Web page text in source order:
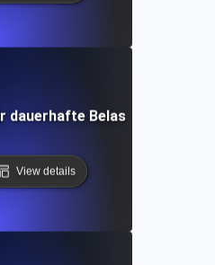
Belastung in
View details